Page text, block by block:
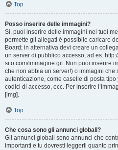
Top
Posso inserire delle immagini?
Sì, puoi inserire delle immagini nei tuoi
permette gli allegati è possibile caricare
Board; in alternativa devi creare un
un server di pubblico accesso, ad es.
sito.com/immagine.gif. Non puoi inserire
che non abbia un server!) o immagini che
autenticazione, come caselle di posta
codici di accesso, ecc. Per inserire
[img].
Top
Che cosa sono gli annunci globali?
Gli annunci globali sono annunci che
importanti e tu dovresti leggerli quanto